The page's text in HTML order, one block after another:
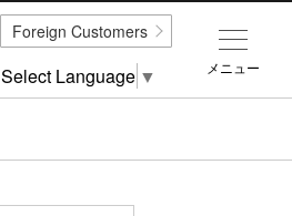
メニュー
Foreign Customers
Select Language ▼